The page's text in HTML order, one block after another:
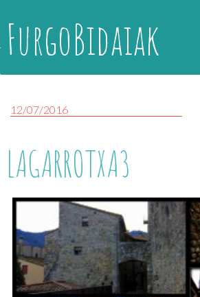
FurgoBidaiak
12/07/2016
LAGARROTXA3